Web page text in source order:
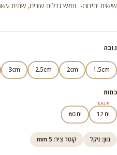
עד
שישים יחידות- חמש גדלים שונים, שתים
גובה
1.5cm
2cm
2.5cm
3cm
כמות
SALE
יח 12 יח 60
גוון: ניקל קוטר ציר: 5 mm